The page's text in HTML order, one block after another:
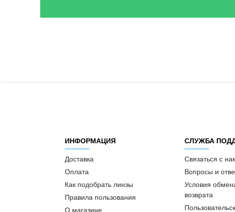
ИНФОРМАЦИЯ
Доставка
Оплата
Как подобрать линзы
Правила пользования
О магазине
СЛУЖБА
Связаться с
Вопросы и
Условия
возврата